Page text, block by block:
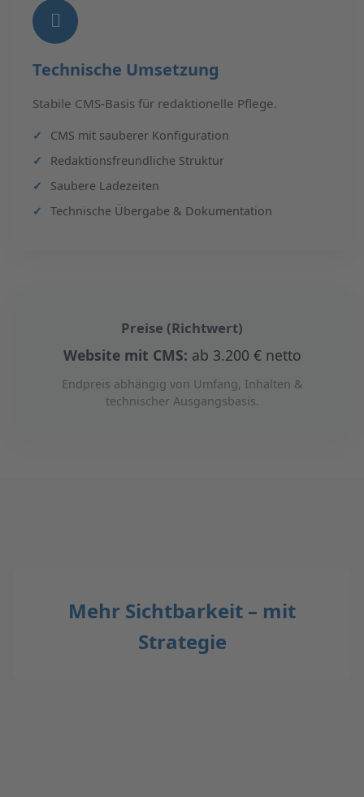
Technische Umsetzung
Stabile CMS-Basis für redaktionelle Pflege.
CMS mit sauberer Konfiguration
Redaktionsfreundliche Struktur
Saubere Ladezeiten
Technische Übergabe & Dokumentation
Preise (Richtwert)
Website mit CMS: ab 3.200 € netto
Endpreis abhängig von Umfang, Inhalten &
technischer Ausgangsbasis.
Mehr Sichtbarkeit – mit
Strategie